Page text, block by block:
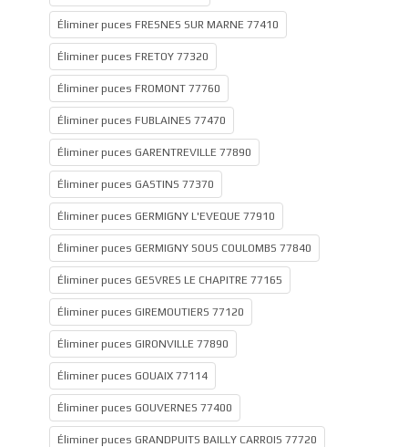
Éliminer puces FRESNES SUR MARNE 77410
Éliminer puces FRETOY 77320
Éliminer puces FROMONT 77760
Éliminer puces FUBLAINES 77470
Éliminer puces GARENTREVILLE 77890
Éliminer puces GASTINS 77370
Éliminer puces GERMIGNY L'EVEQUE 77910
Éliminer puces GERMIGNY SOUS COULOMBS 77840
Éliminer puces GESVRES LE CHAPITRE 77165
Éliminer puces GIREMOUTIERS 77120
Éliminer puces GIRONVILLE 77890
Éliminer puces GOUAIX 77114
Éliminer puces GOUVERNES 77400
Éliminer puces GRANDPUITS BAILLY CARROIS 77720